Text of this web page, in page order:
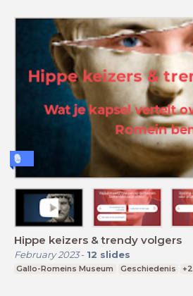
Hippe keizers & trendy volgers
February 2023- 12 slides
Gallo-Romeins Museum Geschiedenis +2